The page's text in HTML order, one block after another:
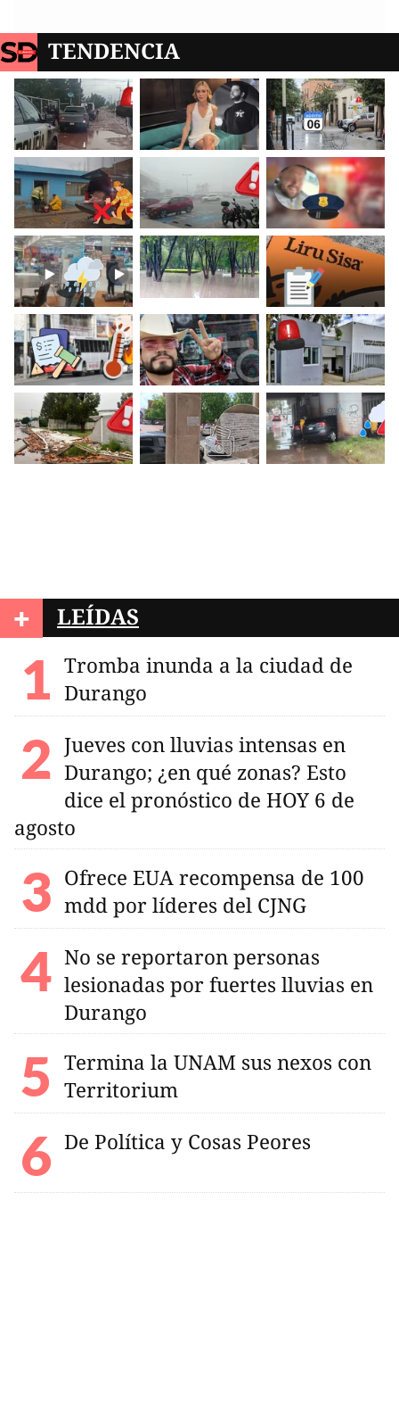
TENDENCIA
+ LEÍDAS
Tromba inunda a la ciudad de
Durango
Jueves con lluvias intensas en
Durango; ¿en qué zonas? Esto
dice el pronóstico de HOY 6 de
agosto
Ofrece EUA recompensa de 100
mdd por líderes del CJNG
No se reportaron personas
lesionadas por fuertes lluvias en
Durango
Termina la UNAM sus nexos con
Territorium
De Política y Cosas Peores